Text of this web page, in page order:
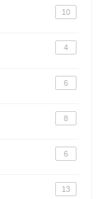
10
4
6
8
6
13